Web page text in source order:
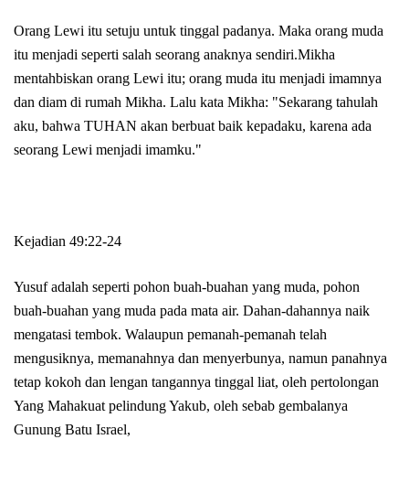
Orang Lewi itu setuju untuk tinggal padanya. Maka orang muda
itu menjadi seperti salah seorang anaknya sendiri.Mikha
mentahbiskan orang Lewi itu; orang muda itu menjadi imamnya
dan diam di rumah Mikha. Lalu kata Mikha: "Sekarang tahulah
aku, bahwa TUHAN akan berbuat baik kepadaku, karena ada
seorang Lewi menjadi imamku."
Kejadian 49:22-24
Yusuf adalah seperti pohon buah-buahan yang muda, pohon
buah-buahan yang muda pada mata air. Dahan-dahannya naik
mengatasi tembok. Walaupun pemanah-pemanah telah
mengusiknya, memanahnya dan menyerbunya, namun panahnya
tetap kokoh dan lengan tangannya tinggal liat, oleh pertolongan
Yang Mahakuat pelindung Yakub, oleh sebab gembalanya
Gunung Batu Israel,